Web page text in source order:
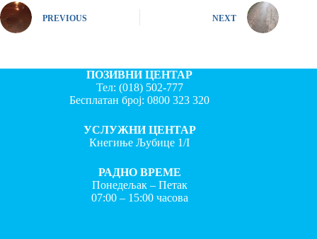
PREVIOUS NEXT
ПОЗИВНИ ЦЕНТАР
Тел: (018) 502-777
Бесплатан број:0800 323 320
УСЛУЖНИ ЦЕНТАР
Кнегиње Љубице 1/I
РАДНО ВРЕМЕ
Понедељак – Петак
07:00 – 15:00 часова